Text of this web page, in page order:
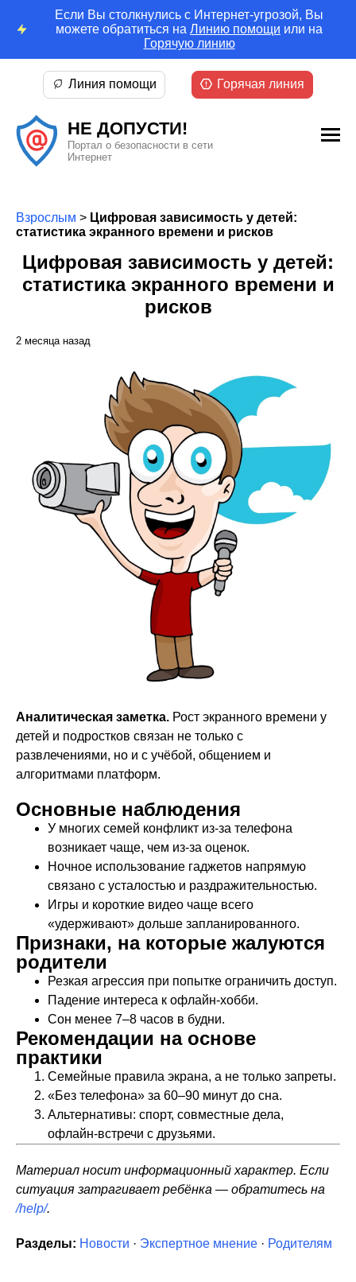
Если Вы столкнулись с Интернет-угрозой, Вы
можете обратиться на Линию помощи или на
Горячую линию
НЕ ДОПУСТИ!
Портал о безопасности в сети
Интернет
Линия помощи Горячая линия
Взрослым > Цифровая зависимость у детей:
статистика экранного времени и рисков
Цифровая зависимость у детей:
статистика экранного времени и
рисков
2 месяца назад
Аналитическая заметка. Рост экранного времени у
детей и подростков связан не только с
развлечениями, но и с учёбой, общением и
алгоритмами платформ.
Основные наблюдения
У многих семей конфликт из‑за телефона
возникает чаще, чем из‑за оценок.
Ночное использование гаджетов напрямую
связано с усталостью и раздражительностью.
Игры и короткие видео чаще всего
«удерживают» дольше запланированного.
Признаки, на которые жалуются
родители
Резкая агрессия при попытке ограничить доступ.
Падение интереса к офлайн‑хобби.
Сон менее 7–8 часов в будни.
Рекомендации на основе
практики
Семейные правила экрана, а не только запреты.
«Без телефона» за 60–90 минут до сна.
Альтернативы: спорт, совместные дела,
офлайн‑встречи с друзьями.
Материал носит информационный характер. Если
ситуация затрагивает ребёнка — обратитесь на
/help/.
Разделы: Новости · Экспертное мнение · Родителям